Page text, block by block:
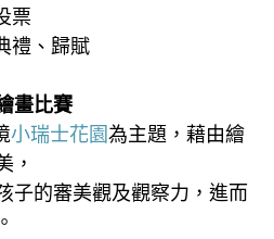
票
、歸賦
畫比賽
小瑞士花園為主題，藉由繪
，
觀及觀察力，進而